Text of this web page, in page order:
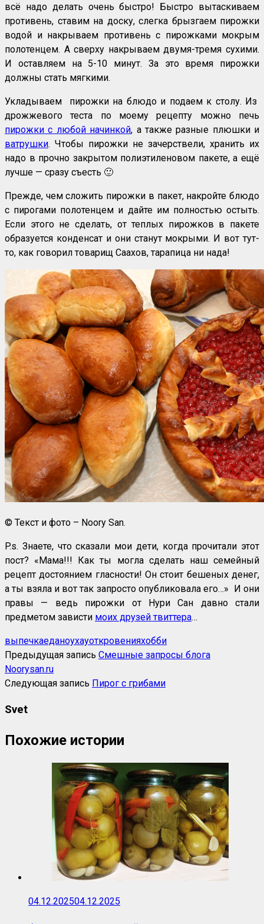
всё надо делать очень быстро! Быстро вытаскиваем
противень, ставим на доску, слегка брызгаем пирожки
водой и накрываем противень с пирожками мокрым
полотенцем. А сверху накрываем двумя-тремя сухими.
И оставляем на 5-10 минут. За это время пирожки
должны стать мягкими.
Укладываем пирожки на блюдо и подаем к столу. Из
дрожжевого теста по моему рецепту можно печь
пирожки с любой начинкой, а также разные плюшки и
ватрушки. Чтобы пирожки не зачерствели, хранить их
надо в прочно закрытом полиэтиленовом пакете, а ещё
лучше — сразу съесть 🙂
Прежде, чем сложить пирожки в пакет, накройте блюдо
с пирогами полотенцем и дайте им полностью остыть.
Если этого не сделать, от теплых пирожков в пакете
образуется конденсат и они станут мокрыми. И вот тут-
то, как говорил товарищ Саахов, тарапица ни нада!
© Текст и фото – Noory San.
P.s. Знаете, что сказали мои дети, когда прочитали этот
пост? «Мама!!! Как ты могла сделать наш семейный
рецепт достоянием гласности! Он стоит бешеных денег,
а ты взяла и вот так запросто опубликовала его…» И они
правы — ведь пирожки от Нури Сан давно стали
предметом зависти моих друзей твиттера…
выпечкаеданоухауоткровенияхобби
Предыдущая запись Смешные запросы блога
Noorysan.ru
Следующая запись Пирог с грибами
Svet
Похожие истории
04.12.202504.12.2025